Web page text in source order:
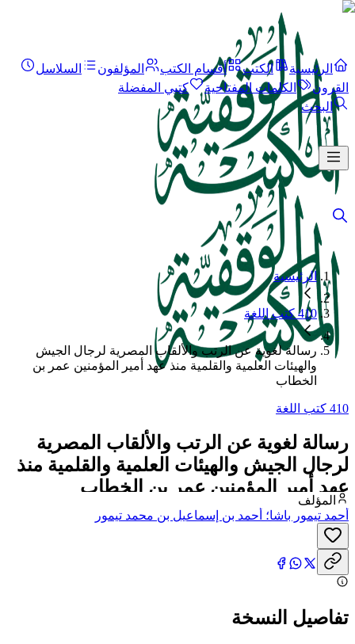
الرئيسية الكتب أقسام الكتب المؤلفون
السلاسل
القرون
الكلمات المفتاحية
كتبي المفضلة
البحث
الرئيسية
410 كتب اللغة
رسالة لغوية عن الرتب والألقاب المصرية لرجال الجيش
والهيئات العلمية والقلمية منذ عهد أمير المؤمنين عمر بن
الخطاب
410 كتب اللغة
رسالة لغوية عن الرتب والألقاب المصرية
لرجال الجيش والهيئات العلمية والقلمية منذ
عهد أمير المؤمنين عمر بن الخطاب
المؤلف
أحمد تيمور باشا؛ أحمد بن إسماعيل بن محمد تيمور
تفاصيل النسخة